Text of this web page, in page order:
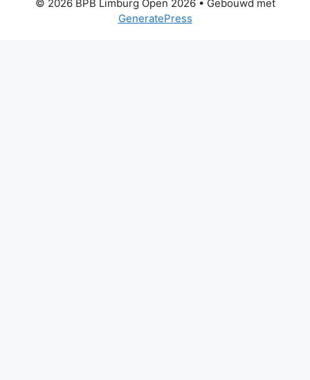
© 2026 BPB Limburg Open 2026• Gebouwd met
GeneratePress